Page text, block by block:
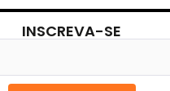
INSCREVA-SE